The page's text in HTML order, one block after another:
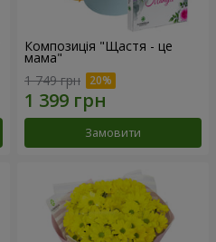
Композиція "Щастя - це
мама"
1 749 грн
Замовити